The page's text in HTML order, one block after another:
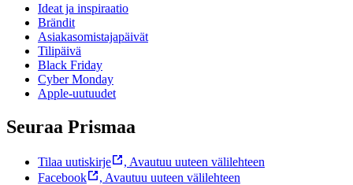
Ideat ja inspiraatio
Brändit
Asiakasomistajapäivät
Tilipäivä
Black Friday
Cyber Monday
Apple-uutuudet
Seuraa Prismaa
Tilaa uutiskirje , Avautuu uuteen välilehteen
Facebook
, Avautuu uuteen välilehteen